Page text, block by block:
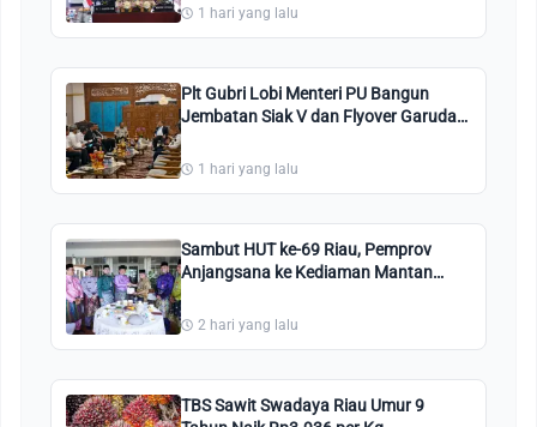
dan Wisata
1 hari yang lalu
Plt Gubri Lobi Menteri PU Bangun
Jembatan Siak V dan Flyover Garuda
1 hari yang lalu
Sambut HUT ke-69 Riau, Pemprov
Anjangsana ke Kediaman Mantan
2 hari yang lalu
TBS Sawit Swadaya Riau Umur 9